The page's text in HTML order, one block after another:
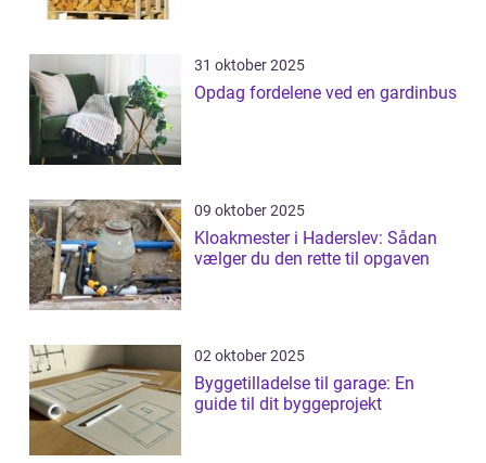
31 oktober 2025
Opdag fordelene ved en gardinbus
09 oktober 2025
Kloakmester i Haderslev: Sådan
vælger du den rette til opgaven
02 oktober 2025
Byggetilladelse til garage: En
guide til dit byggeprojekt